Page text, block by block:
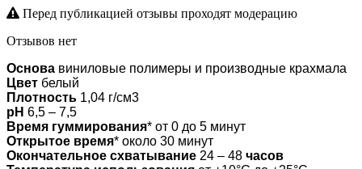
Перед публикацией отзывы проходят модерацию
Отзывов нет
Основа виниловые полимеры и производные крахмала
Цвет белый
Плотность 1,04 г/см3
pH 6,5 – 7,5
Время гуммирования* от 0 до 5 минут
Открытое время* около 30 минут
Окончательное схватывание 24 – 48 часов